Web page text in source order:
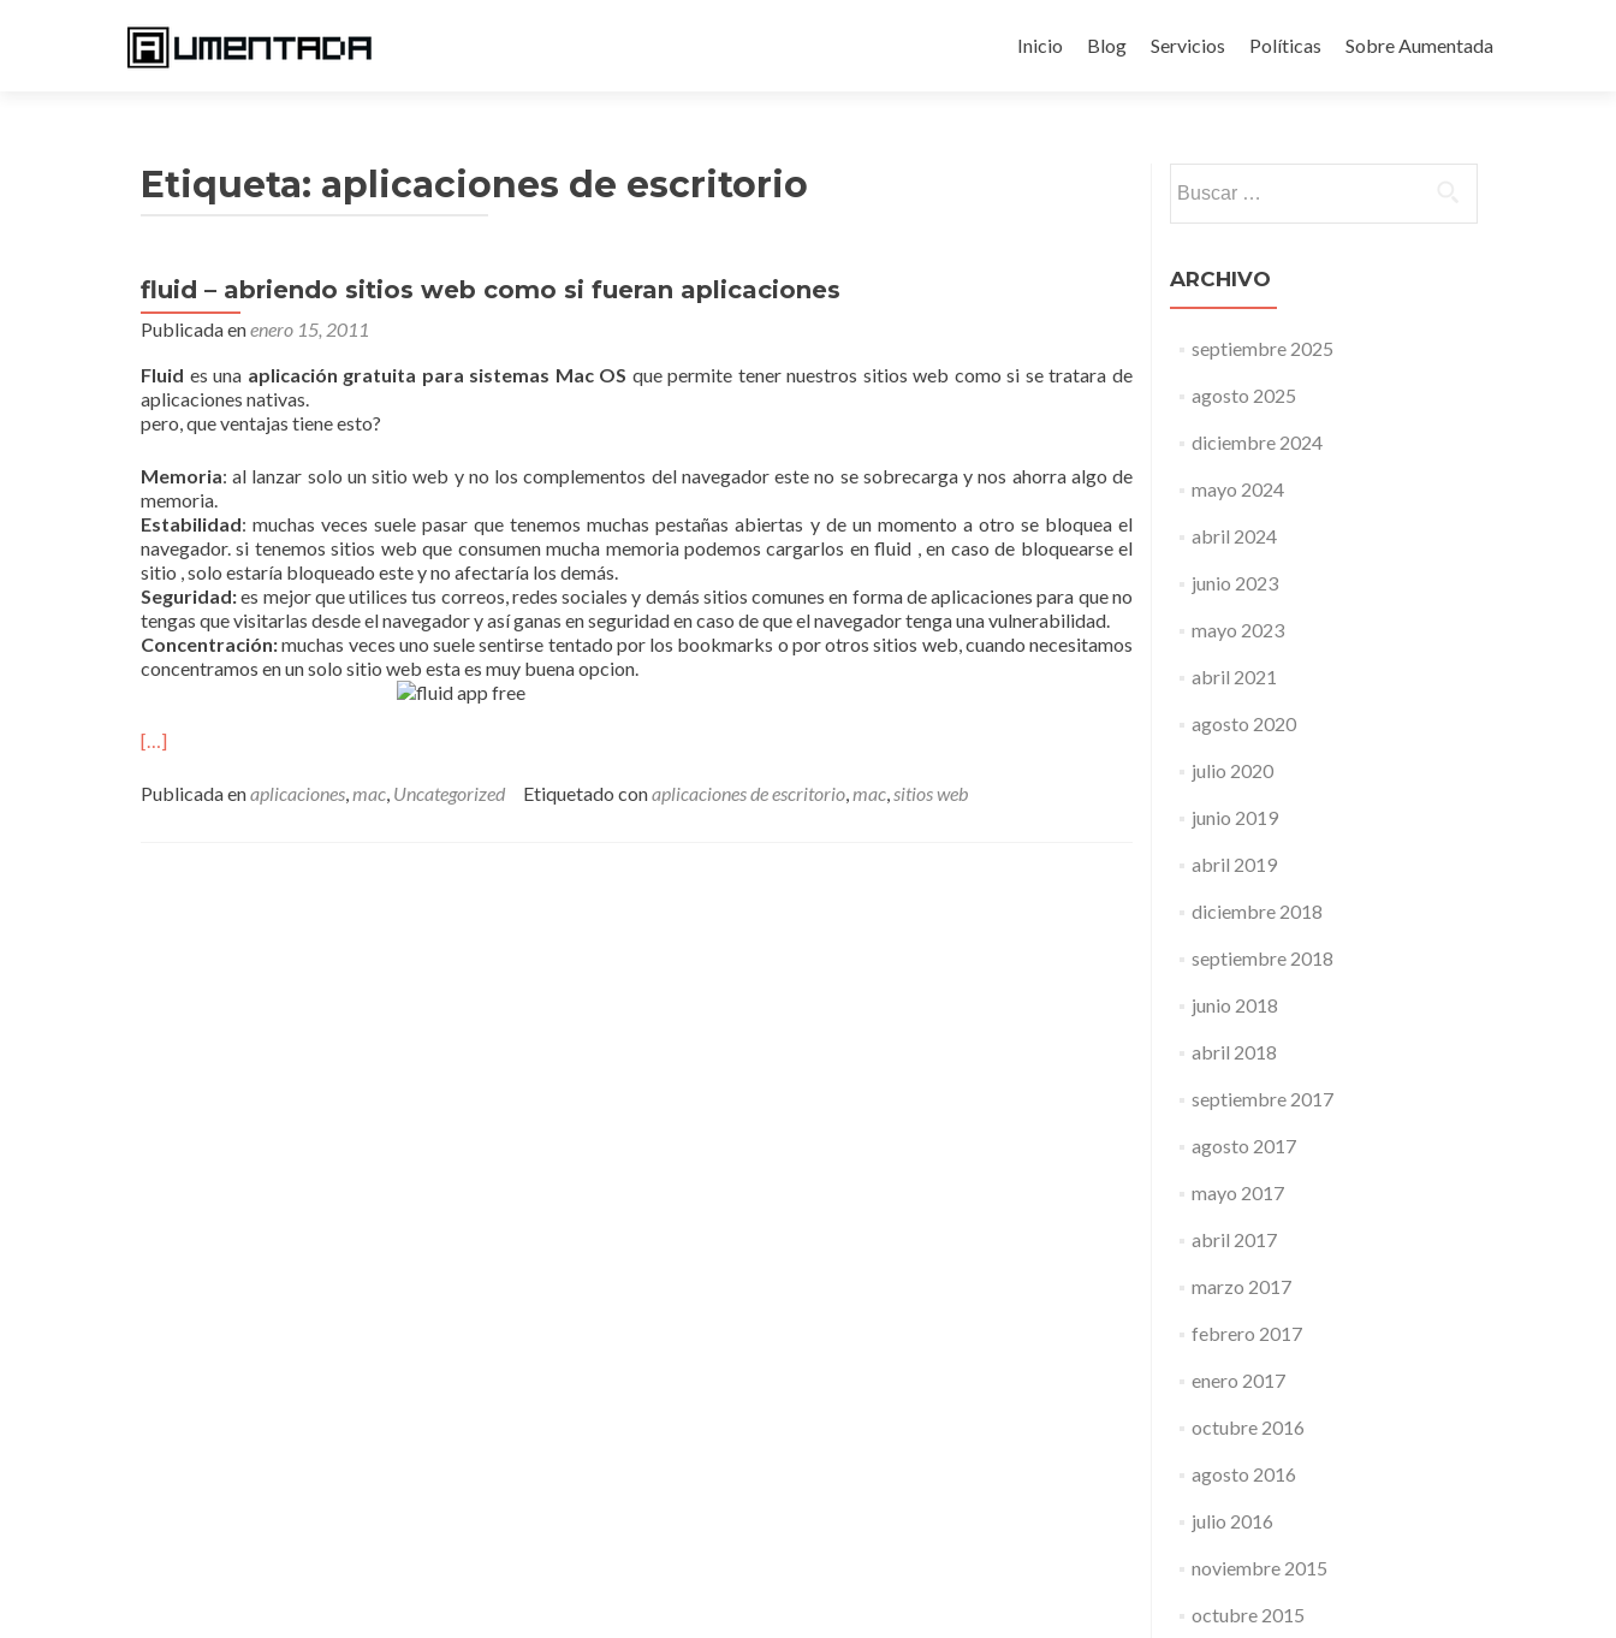
al
Inicio Blog Servicios Políticas Sobre Aumentada
Etiqueta: aplicaciones de escritorio
fluid – abriendo sitios web como si fueran aplicaciones
Publicada enenero 15, 2011
Fluid es una aplicación gratuita para sistemas Mac OS que permite tener nuestros sitios web como si se tratara de
aplicaciones nativas.
pero, que ventajas tiene esto?
Memoria: al lanzar solo un sitio web y no los complementos del navegador este no se sobrecarga y nos ahorra algo de
memoria.
Estabilidad: muchas veces suele pasar que tenemos muchas pestañas abiertas y de un momento a otro se bloquea el
navegador. si tenemos sitios web que consumen mucha memoria podemos cargarlos en fluid , en caso de bloquearse el
sitio , solo estaría bloqueado este y no afectaría los demás.
Seguridad:es mejor que utilices tus correos, redes sociales y demás sitios comunes en forma de aplicaciones para que no
tengas que visitarlas desde el navegador y así ganas en seguridad en caso de que el navegador tenga una vulnerabilidad.
Concentración:muchas veces uno suele sentirse tentado por los bookmarks o por otros sitios web, cuando necesitamos
concentramos en un solo sitio web esta es muy buena opcion.
[…]
Publicada enaplicaciones,mac, Uncategorized Etiquetado conaplicaciones de escritorio,mac,sitios web
ARCHIVO
septiembre 2025
agosto 2025
diciembre 2024
mayo 2024
abril 2024
junio 2023
mayo 2023
abril 2021
agosto 2020
julio 2020
junio 2019
abril 2019
diciembre 2018
septiembre 2018
junio 2018
abril 2018
septiembre 2017
agosto 2017
mayo 2017
abril 2017
marzo 2017
febrero 2017
enero 2017
octubre 2016
agosto 2016
julio 2016
noviembre 2015
octubre 2015